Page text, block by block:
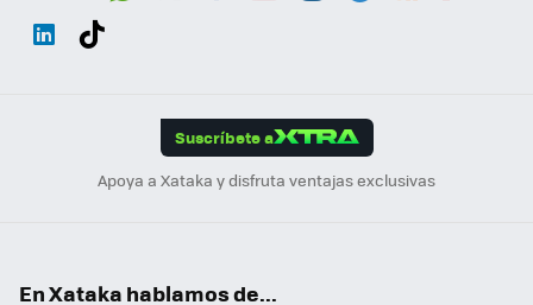
Suscríbete a
Apoya a Xataka y disfruta ventajas exclusivas
En Xataka hablamos de...